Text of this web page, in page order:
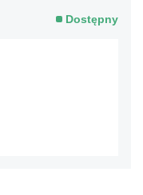
Dostępny